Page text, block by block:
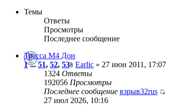
Темы
Ответы
Просмотры
Последнее сообщение
Трасса М4 Дон
1...51, 52, 53 Earlic » 27 июн 2011, 17:07
1324 Ответы
192056 Просмотры
Последнее сообщение взрыв32rus
27 июл 2026, 10:16